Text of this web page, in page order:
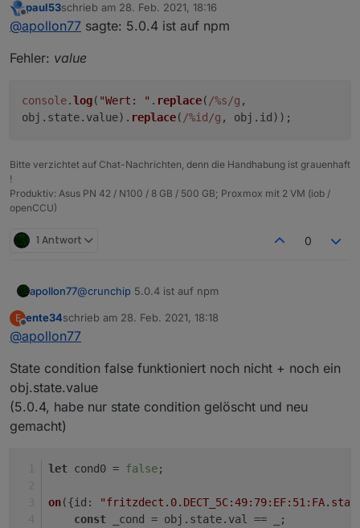
Offline
paul53schrieb am 28. Feb. 2021, 18:16
zuletzt editiert von
@apollon77 sagte: 5.0.4 ist auf npm
Fehler: value
console.log( "Wert: " . replace( /%s/g ,
obj. state. value). replace( /%id/g , obj. id ));
Bitte verzichtet auf Chat-Nachrichten, denn die Handhabung ist grauenhaft
!
Produktiv: Asus PN 42 / N100 / 8 GB / 500 GB; Proxmox mit 2 VM (iob /
openCCU)
1 Antwort 0
apollon77@crunchip 5.0.4 ist auf npm
E
Offline
ente34schrieb am 28. Feb. 2021, 18:18
zuletzt editiert von
@apollon77
State condition false funktioniert noch nicht + noch ein
obj.state.value
(5.0.4, habe nur state condition gelöscht und neu
gemacht)
let cond0 = false;
on({id :
const _cond = obj. state. val
== _;